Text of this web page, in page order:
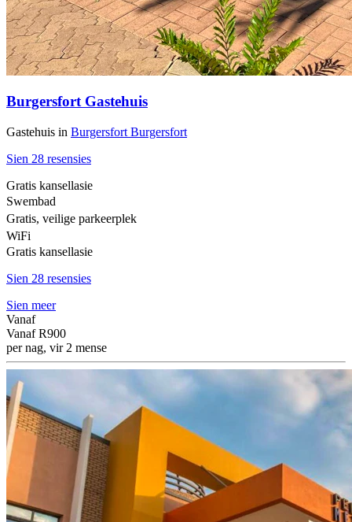
Burgersfort Gastehuis
Gastehuis in Burgersfort Burgersfort
Sien 28 resensies
Gratis kansellasie
Swembad
Gratis, veilige parkeerplek
WiFi
Gratis kansellasie
Sien 28 resensies
Sien meer
Vanaf
Vanaf R900
per nag, vir 2 mense